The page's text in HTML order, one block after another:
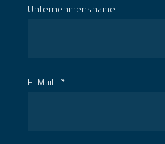
Unternehmensname
E-Mail *